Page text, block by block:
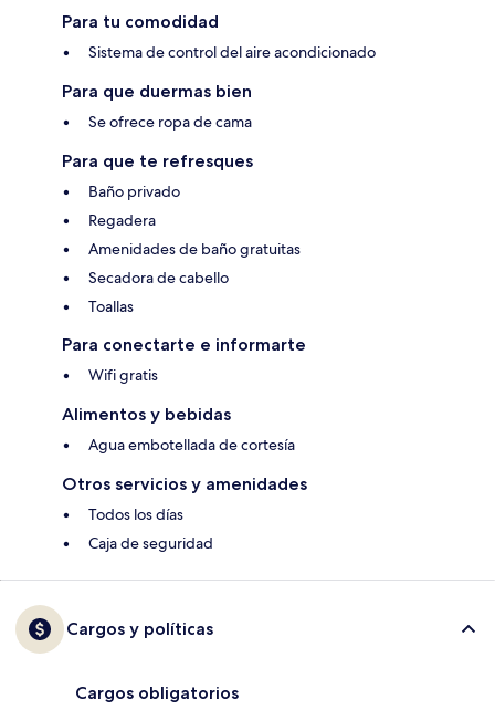
Para tu comodidad
Sistema de control del aire acondicionado
Para que duermas bien
Se ofrece ropa de cama
Para que te refresques
Baño privado
Regadera
Amenidades de baño gratuitas
Secadora de cabello
Toallas
Para conectarte e informarte
Wifi gratis
Alimentos y bebidas
Agua embotellada de cortesía
Otros servicios y amenidades
Todos los días
Caja de seguridad
Cargos y políticas
Cargos obligatorios